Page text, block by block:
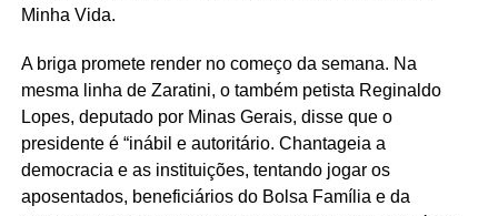
Minha Vida.
A briga promete render no começo da semana. Na
mesma linha de Zaratini, o também petista Reginaldo
Lopes, deputado por Minas Gerais, disse que o
presidente é “inábil e autoritário. Chantageia a
democracia e as instituições, tentando jogar os
aposentados, beneficiários do Bolsa Família e da